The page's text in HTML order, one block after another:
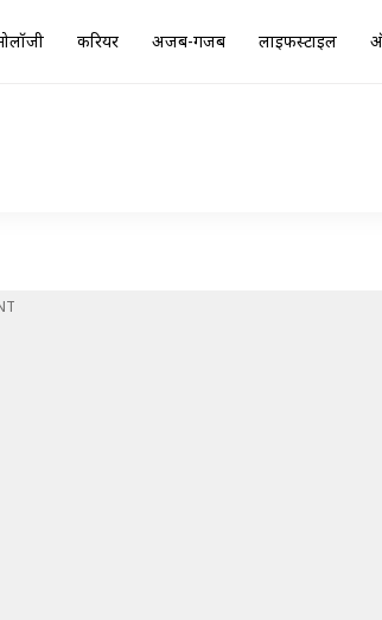
करियर अजब-गजब लाइफस्टाइल